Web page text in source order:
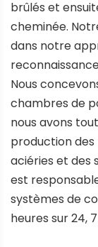
brûlés et
cheminée.
dans notre
Nous
chambres de
nous avons
production des
aciéries et des
est
systèmes de
heures sur 24,